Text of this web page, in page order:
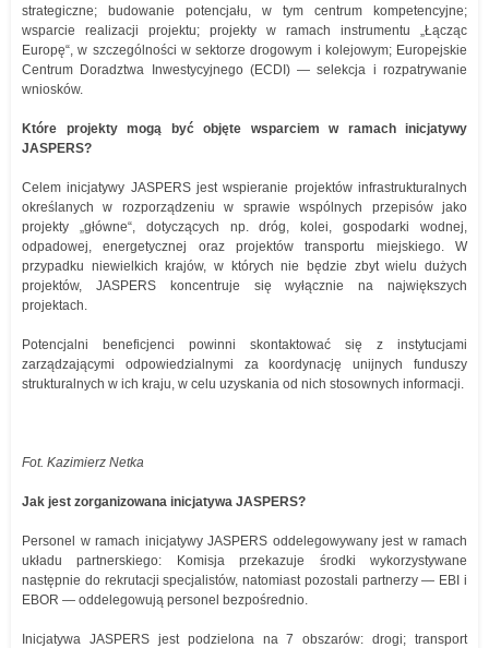
strategiczne; budowanie potencjału, w tym centrum kompetencyjne;
wsparcie realizacji projektu; projekty w ramach instrumentu „Łącząc
Europę“, w szczególności w sektorze drogowym i kolejowym; Europejskie
Centrum Doradztwa Inwestycyjnego (ECDI) — selekcja i rozpatrywanie
wniosków.
Które projekty mogą być objęte wsparciem w ramach inicjatywy
JASPERS?
Celem inicjatywy JASPERS jest wspieranie projektów infrastrukturalnych
określanych w rozporządzeniu w sprawie wspólnych przepisów jako
projekty „główne“, dotyczących np. dróg, kolei, gospodarki wodnej,
odpadowej, energetycznej oraz projektów transportu miejskiego. W
przypadku niewielkich krajów, w których nie będzie zbyt wielu dużych
projektów, JASPERS koncentruje się wyłącznie na największych
projektach.
Potencjalni beneficjenci powinni skontaktować się z instytucjami
zarządzającymi odpowiedzialnymi za koordynację unijnych funduszy
strukturalnych w ich kraju, w celu uzyskania od nich stosownych informacji.
Fot. Kazimierz Netka
Jak jest zorganizowana inicjatywa JASPERS?
Personel w ramach inicjatywy JASPERS oddelegowywany jest w ramach
układu partnerskiego: Komisja przekazuje środki wykorzystywane
następnie do rekrutacji specjalistów, natomiast pozostali partnerzy — EBI i
EBOR — oddelegowują personel bezpośrednio.
Inicjatywa JASPERS jest podzielona na 7 obszarów: drogi; transport